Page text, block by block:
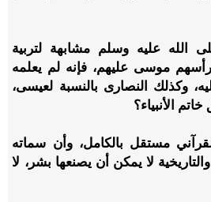
صلى الله عليه وسلم مشابهة لتربية
رأسهم موسى عليهم، فإنه لم يعلمه
وكذلك النصارى بالنسبة لعيسى،
الأنبياء؟
مستقل بالكامل، وأن سماته
والتاريخية لا يمكن أن يصنعها بشر، لا